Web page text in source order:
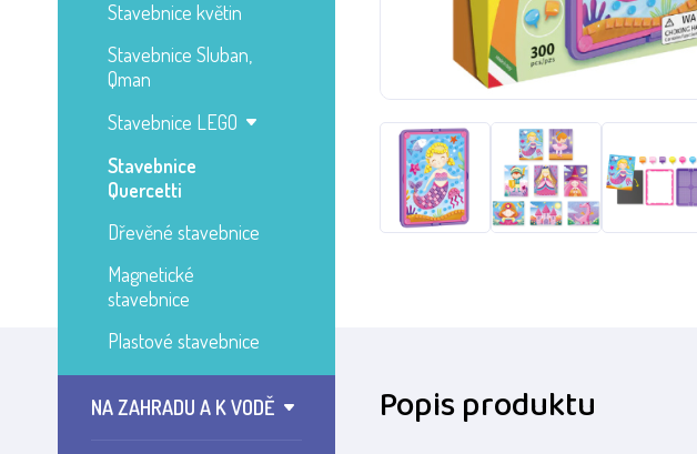
Stavebnice květin
Stavebnice Sluban,
Qman
Stavebnice LEGO
Stavebnice
Quercetti
Dřevěné stavebnice
Magnetické
stavebnice
Plastové stavebnice
NA ZAHRADU A K VODĚ Popis produktu